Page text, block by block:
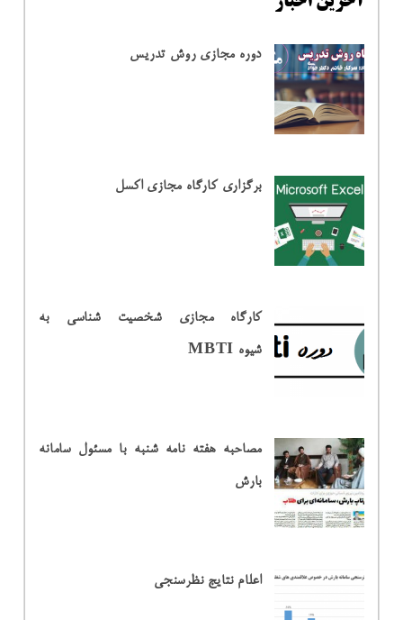
دوره مجازی روش تدریس
برگزاری کارگاه مجازی اکسل
کارگاه مجازی شخصیت شناسی به
شیوه MBTI
مصاحبه هفته نامه شنبه با مسئول سامانه
بارش
اعلام نتایج نظرسنجی